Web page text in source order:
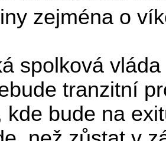
zejména o
spolková
tranzitní
kde bude na